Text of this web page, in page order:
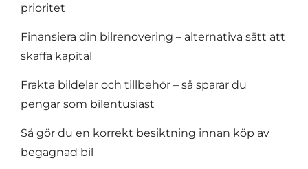
prioritet
Finansiera din bilrenovering – alternativa sätt att
skaffa kapital
Frakta bildelar och tillbehör – så sparar du
pengar som bilentusiast
Så gör du en korrekt besiktning innan köp av
begagnad bil